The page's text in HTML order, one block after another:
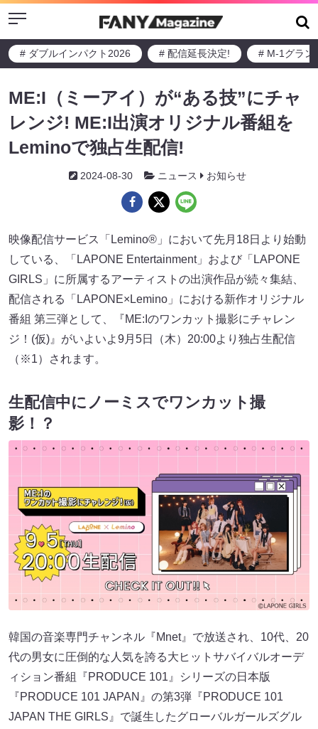
Menu
# ダブルインパクト2026 # 配信延長決定! # M-1グラン
ME:I（ミーアイ）が“ある技”にチャ
レンジ! ME:I出演オリジナル番組を
Leminoで独占生配信!
2024-08-30 ニュース お知らせ
映像配信サービス「Lemino®」において先月18日より始動
している、「LAPONE Entertainment」および「LAPONE
GIRLS」に所属するアーティストの出演作品が続々集結、
配信される「LAPONE×Lemino」における新作オリジナル
番組 第三弾として、『ME:Iのワンカット撮影にチャレン
ジ！(仮)』がいよいよ9月5日（木）20:00より独占生配信
（※1）されます。
生配信中にノーミスでワンカット撮
影！？
韓国の音楽専門チャンネル『Mnet』で放送され、10代、20
代の男女に圧倒的な人気を誇る大ヒットサバイバルオーデ
ィション番組『PRODUCE 101』シリーズの日本版
『PRODUCE 101 JAPAN』の第3弾『PRODUCE 101
JAPAN THE GIRLS』で誕生したグローバルガールズグル